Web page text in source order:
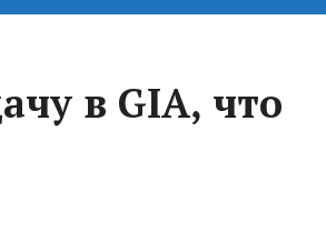
в GIA, что